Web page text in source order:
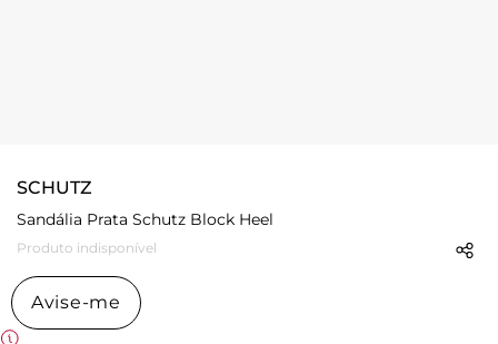
SCHUTZ
Sandália Prata Schutz Block Heel
Produto indisponível
Avise-me